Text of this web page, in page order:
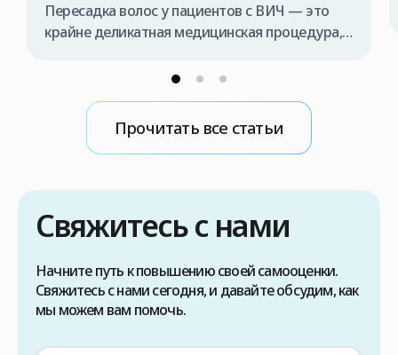
Пересадка волос у пациентов с ВИЧ — это
крайне деликатная медицинская процедура,
специализированной медицинской командой
противном случае существует риск передачи
вируса во время операции. Поэтому, если вы
рассматриваете возможность пересадки
с вашим лечащим врачом, чтобы […]
Прочитать все статьи
Свяжитесь с нами
Начните путь к повышению своей самооценки.
Свяжитесь с нами сегодня, и давайте обсудим, как
мы можем вам помочь.